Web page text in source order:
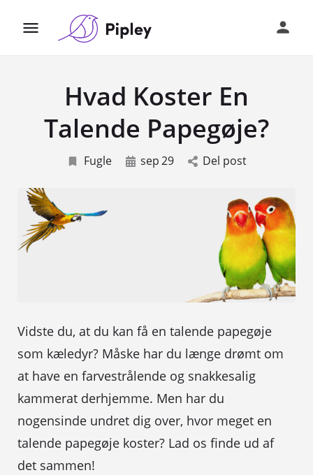
Hvad Koster En
Talende Papegøje?
Fugle sep29 Del post
Vidste du, at du kan få en talende papegøje
som kæledyr? Måske har du længe drømt om
at have en farvestrålende og snakkesalig
kammerat derhjemme. Men har du
nogensinde undret dig over, hvor meget en
talende papegøje koster? Lad os finde ud af
det sammen!